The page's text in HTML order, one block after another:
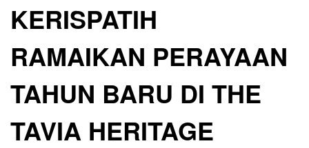
KERISPATIH
RAMAIKAN PERAYAAN
TAHUN BARU DI THE
TAVIA HERITAGE